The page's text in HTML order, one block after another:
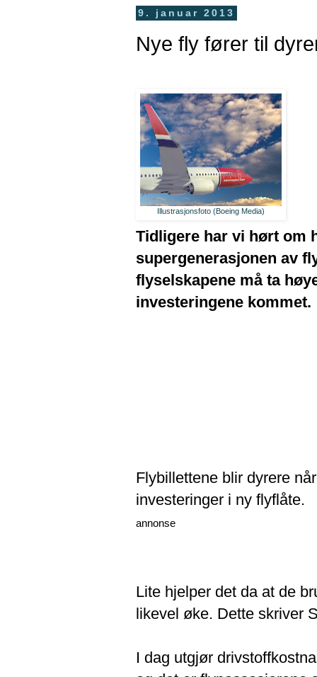
9. januar 2013
Nye fly fører til
Illustrasjonsfoto (Boeing Media)
Tidligere har vi hørt om
supergenerasjonen av
flyselskapene må ta
investeringene kommet.
Flybillettene blir dyrere
investeringer i ny flyflåte.
annonse
Lite hjelper det da at de
likevel øke. Dette skriver
I dag utgjør